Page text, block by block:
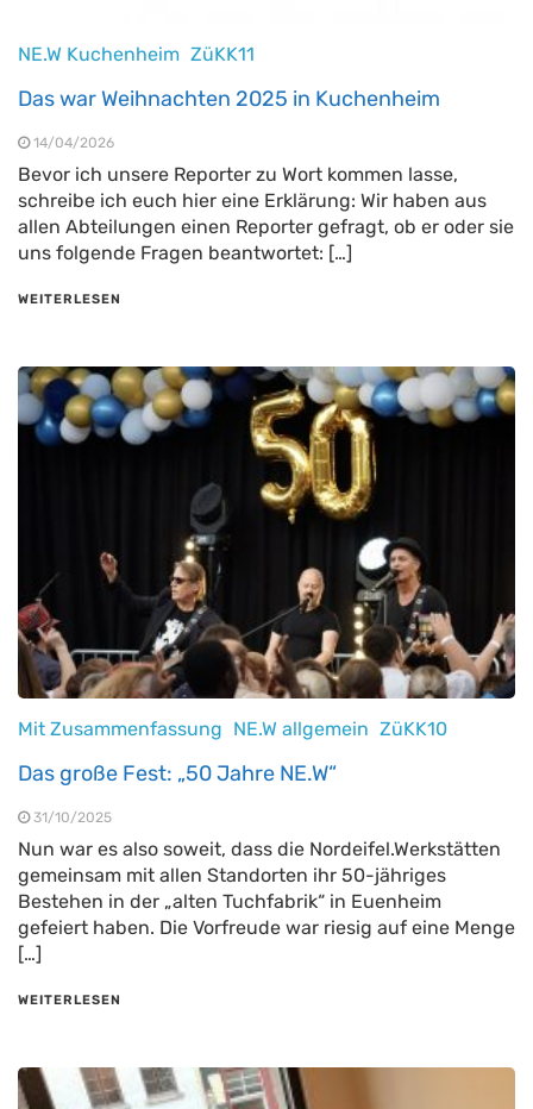
NE.W Kuchenheim ZüKK11
Das war Weihnachten 2025 in Kuchenheim
14/04/2026
Bevor ich unsere Reporter zu Wort kommen lasse,
schreibe ich euch hier eine Erklärung: Wir haben aus
allen Abteilungen einen Reporter gefragt, ob er oder sie
uns folgende Fragen beantwortet: […]
WEITERLESEN
Mit Zusammenfassung NE.W allgemein ZüKK10
Das große Fest: „50 Jahre NE.W“
31/10/2025
Nun war es also soweit, dass die Nordeifel.Werkstätten
gemeinsam mit allen Standorten ihr 50-jähriges
Bestehen in der „alten Tuchfabrik“ in Euenheim
gefeiert haben. Die Vorfreude war riesig auf eine Menge
[…]
WEITERLESEN